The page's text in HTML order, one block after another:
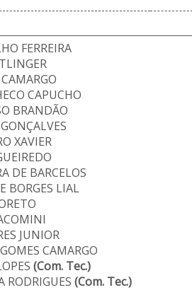
FERREIRA
CAPUCHO
BRANDÃO
XAVIER
DE BARCELOS
BORGES LIAL
JUNIOR
CAMARGO
(Com. Tec.)
RODRIGUES (Com. Tec.)